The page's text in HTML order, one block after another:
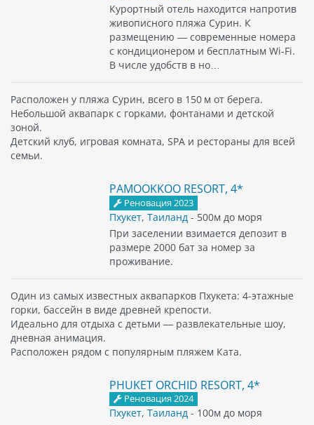
Курортный отель находится напротив
живописного пляжа Сурин. К
размещению — современные номера
с кондиционером и бесплатным Wi-Fi.
В числе удобств в но…
Расположен у пляжа Сурин, всего в 150 м от берега.
Небольшой аквапарк с горками, фонтанами и детской
зоной.
Детский клуб, игровая комната, SPA и рестораны для всей
семьи.
PAMOOKKOO RESORT, 4*
Реновация 2023
Пхукет,Таиланд - 500м до моря
При заселении взимается депозит в
размере 2000 бат за номер за
проживание.
Один из самых известных аквапарков Пхукета: 4-этажные
горки, бассейн в виде древней крепости.
Идеально для отдыха с детьми — развлекательные шоу,
дневная анимация.
Расположен рядом с популярным пляжем Ката.
PHUKET ORCHID RESORT, 4*
Реновация 2024
Пхукет,Таиланд - 100м до моря